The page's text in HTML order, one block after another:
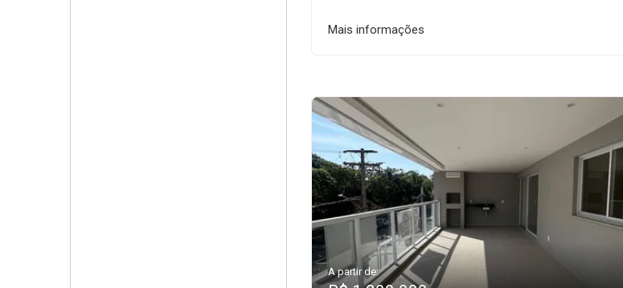
Mais informações
A partir de: